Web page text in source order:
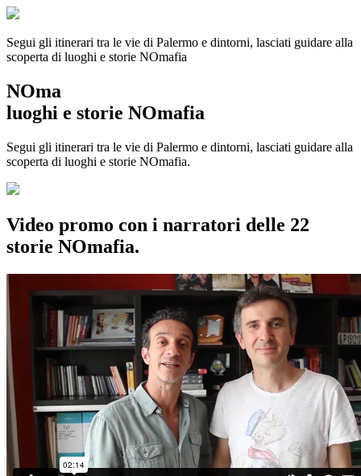
Segui gli itinerari tra le vie di Palermo e dintorni, lasciati guidare alla
scoperta di luoghi e storie NOmafia
NOma
luoghi e storie NOmafia
Segui gli itinerari tra le vie di Palermo e dintorni, lasciati guidare alla
scoperta di luoghi e storie NOmafia.
Video promo con i narratori delle 22
storie NOmafia.